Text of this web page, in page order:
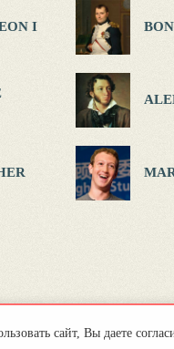
I
сайт, Вы даете